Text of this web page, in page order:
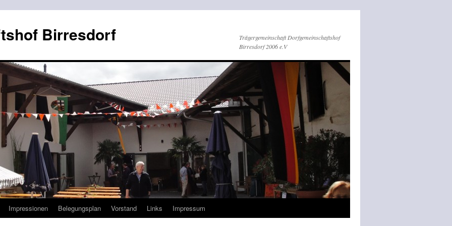
Birresdorf
Trägergemeinschaft Dorfgemeinschaftshof
Birresdorf 2006 e.V
Impressionen Belegungsplan Vorstand Links Impressum